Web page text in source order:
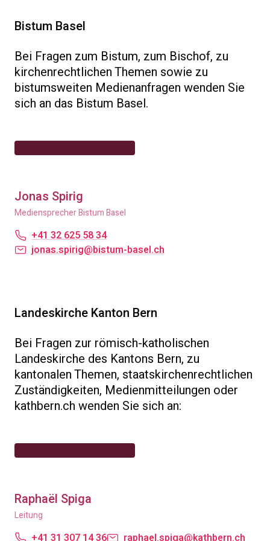
Bistum Basel
Bei Fragen zum Bistum, zum Bischof, zu
kirchenrechtlichen Themen sowie zu
bistumsweiten Medienanfragen wenden Sie
sich an das Bistum Basel.
Jonas Spirig
Mediensprecher Bistum Basel
+41 32 625 58 34
jonas.spirig@bistum-basel.ch
Landeskirche Kanton Bern
Bei Fragen zur römisch-katholischen
Landeskirche des Kantons Bern, zu
kantonalen Themen, staatskirchenrechtlichen
Zuständigkeiten, Medienmitteilungen oder
kathbern.ch wenden Sie sich an:
Raphaël Spiga
Leitung
+41 31 307 14 36 raphael.spiga@kathbern.ch